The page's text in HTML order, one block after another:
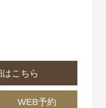
こちら
WEB予約